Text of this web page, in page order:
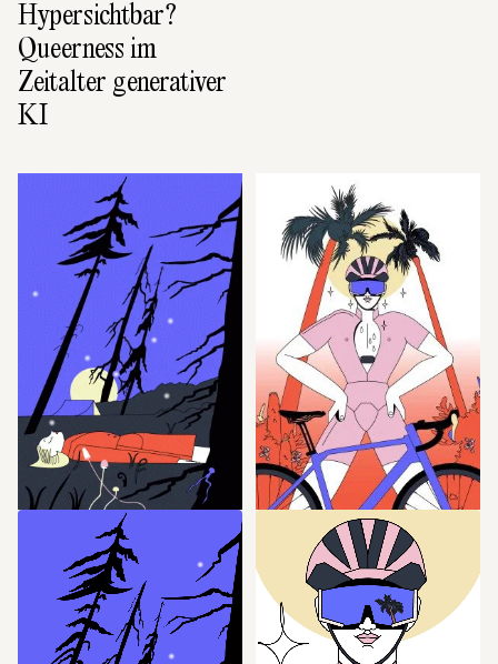
Hypersichtbar?
Queerness im
Zeitalter generativer
KI
DISKURS
In the Mood for
Softness
DISKURS
In the Mood for
Lycra